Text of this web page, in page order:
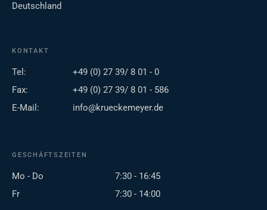
Deutschland
KONTAKT
Tel:
+49 (0) 27 39/ 8 01 - 0
Fax:
+49 (0) 27 39/ 8 01 - 586
E-Mail:
info@krueckemeyer.de
GESCHÄFTSZEITEN
Mo - Do
7:30 - 16:45
Fr
7:30 - 14:00